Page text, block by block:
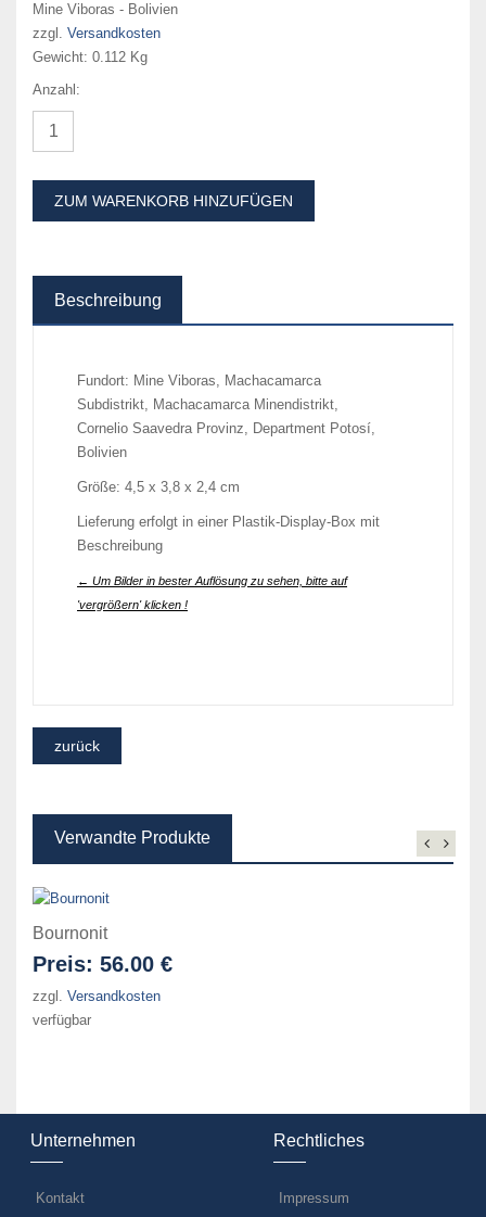
Mine Viboras - Bolivien
zzgl. Versandkosten
Gewicht: 0.112 Kg
Anzahl:
ZUM WARENKORB HINZUFÜGEN
Beschreibung
Fundort: Mine Viboras, Machacamarca
Subdistrikt, Machacamarca Minendistrikt,
Cornelio Saavedra Provinz, Department Potosí,
Bolivien
Größe: 4,5 x 3,8 x 2,4 cm
Lieferung erfolgt in einer Plastik-Display-Box mit
Beschreibung
← Um Bilder in bester Auflösung zu sehen, bitte auf
'vergrößern' klicken !
Verwandte Produkte
Bournonit
Preis: 56.00 €
zzgl. Versandkosten
verfügbar
Unternehmen
Kontakt
Rechtliches
Impressum